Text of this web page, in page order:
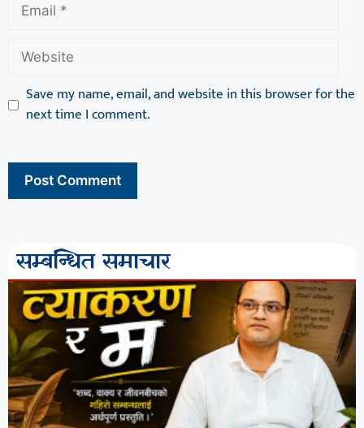
Save my name, email, and website in this browser for the
next time I comment.
सम्बन्धित समाचार